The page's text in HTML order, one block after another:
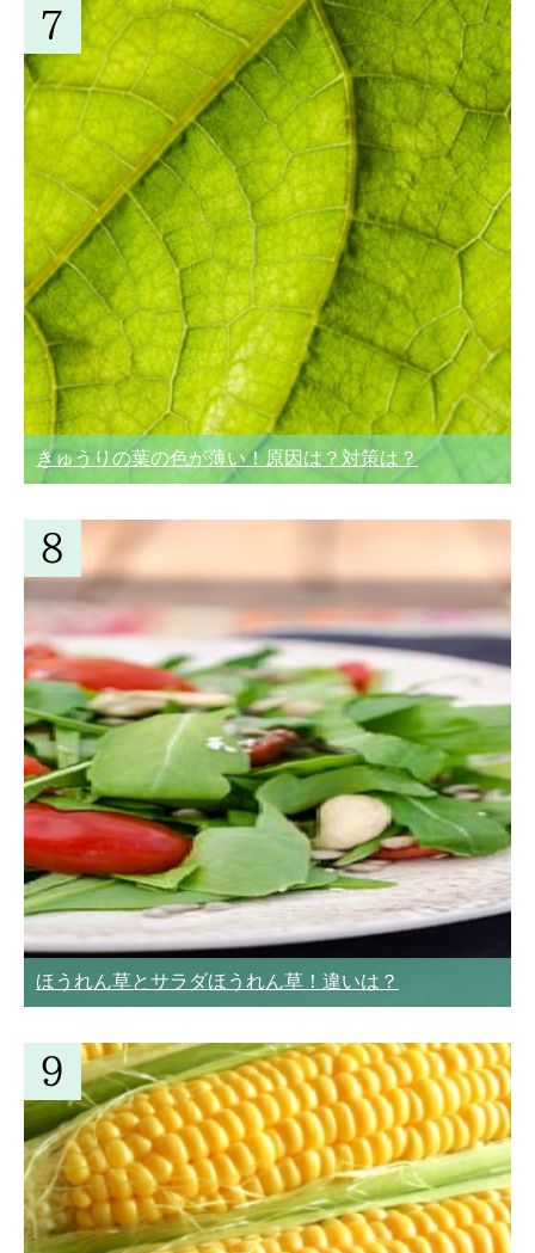
きゅうりの葉の色が薄い！原因は？対策は？
ほうれん草とサラダほうれん草！違いは？